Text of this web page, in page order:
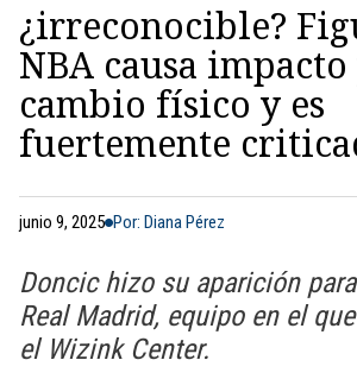
¿irreconocible?
NBA causa
cambio físico y es
fuertemente
junio 9, 2025 Por: Diana Pérez
Doncic hizo su aparición
Real Madrid, equipo en el
el Wizink Center.